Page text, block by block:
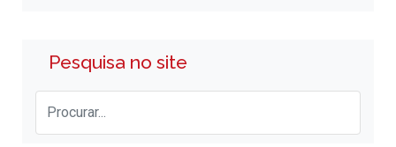
Pesquisa no site